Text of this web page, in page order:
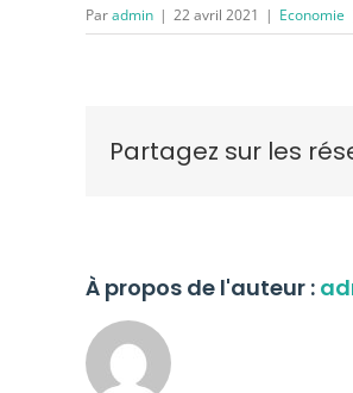
Paradmin | 22 avril 2021 | Economie
Partagez sur les
À propos de l'auteur :